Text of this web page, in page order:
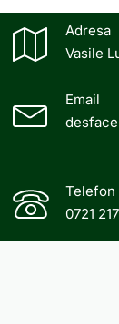
Adresa
Vasile
Email
Telefon
0721